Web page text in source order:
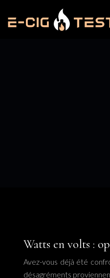
Watts en volts :
Avez-vous déjà été
désagréments